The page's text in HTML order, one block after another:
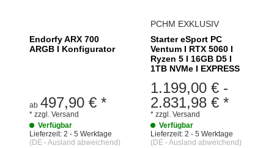
Endorfy ARX 700
ARGB I Konfigurator
ab 497,90 € *
* zzgl. Versand
Verfügbar
Lieferzeit: 2 - 5 Werktage
(DE - Ausland abweichend)
PCHM EXKLUSIV
Starter eSport PC
Ventum I RTX 5060 I
Ryzen 5 I 16GB D5 I
1TB NVMe I EXPRESS
1.199,00 € -
2.831,98 € *
* zzgl. Versand
Verfügbar
Lieferzeit: 2 - 5 Werktage
(DE - Ausland abweichend)